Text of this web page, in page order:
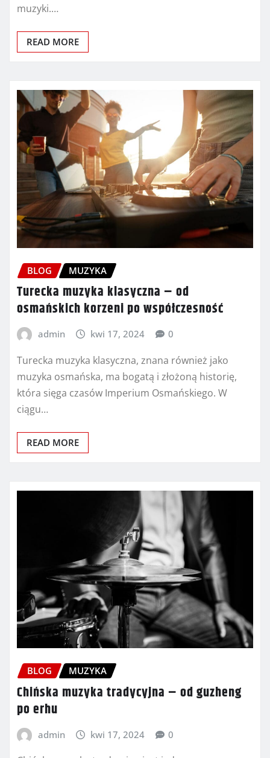
muzyki.…
READ MORE
BLOG MUZYKA
Turecka muzyka klasyczna – od
osmańskich korzeni po współczesność
admin kwi 17, 2024 0
Turecka muzyka klasyczna, znana również jako
muzyka osmańska, ma bogatą i złożoną historię,
która sięga czasów Imperium Osmańskiego. W
ciągu…
READ MORE
BLOG MUZYKA
Chińska muzyka tradycyjna – od guzheng
po erhu
admin kwi 17, 2024 0